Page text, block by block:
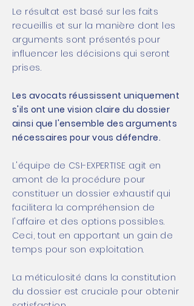
Le résultat est basé sur les faits
recueillis et sur la manière dont les
arguments sont présentés pour
influencer les décisions qui seront
prises.
Les avocats réussissent uniquement
s'ils ont une vision claire du dossier
ainsi que l'ensemble des arguments
nécessaires pour vous défendre.
L'équipe de CSI-EXPERTISE agit en
amont de la procédure pour
constituer un dossier exhaustif qui
facilitera la compréhension de
l'affaire et des options possibles.
Ceci, tout en apportant un gain de
temps pour son exploitation.
La méticulosité dans la constitution
du dossier est cruciale pour obtenir